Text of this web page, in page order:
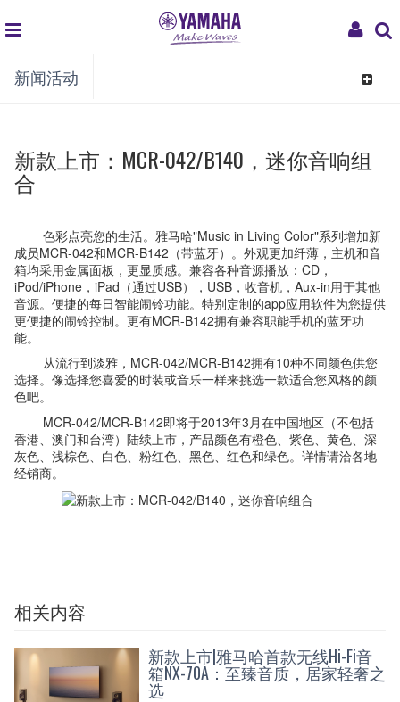
My
global
navigation
新闻活动
Toggle
新款上市：MCR-042/B140，迷你音响组
合
色彩点亮您的生活。雅马哈"Music in Living Color"系列增加新
成员MCR-042和MCR-B142（带蓝牙）。外观更加纤薄，主机和音
箱均采用金属面板，更显质感。兼容各种音源播放：CD，
iPod/iPhone，iPad（通过USB），USB，收音机，Aux-in用于其他
音源。便捷的每日智能闹铃功能。特别定制的app应用软件为您提供
更便捷的闹铃控制。更有MCR-B142拥有兼容职能手机的蓝牙功
能。
从流行到淡雅，MCR-042/MCR-B142拥有10种不同颜色供您
选择。像选择您喜爱的时装或音乐一样来挑选一款适合您风格的颜
色吧。
MCR-042/MCR-B142即将于2013年3月在中国地区（不包括
香港、澳门和台湾）陆续上市，产品颜色有橙色、紫色、黄色、深
灰色、浅棕色、白色、粉红色、黑色、红色和绿色。详情请洽各地
经销商。
相关内容
新款上市|雅马哈首款无线Hi-Fi音
箱NX-70A：至臻音质，居家轻奢之
选